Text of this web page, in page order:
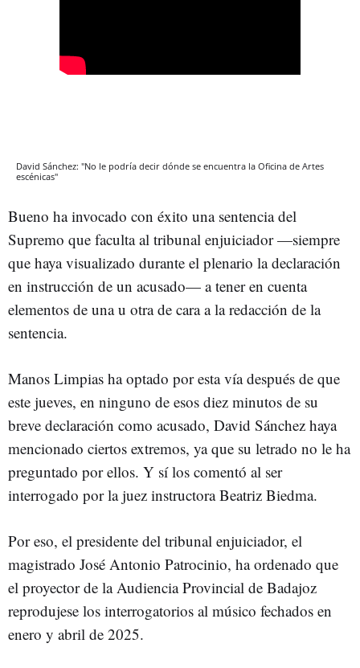
David Sánchez: "No le podría decir dónde se encuentra la Oficina de Artes
escénicas"
Bueno ha invocado con éxito una sentencia del
Supremo que faculta al tribunal enjuiciador —siempre
que haya visualizado durante el plenario la declaración
en instrucción de un acusado— a tener en cuenta
elementos de una u otra de cara a la redacción de la
sentencia.
Manos Limpias ha optado por esta vía después de que
este jueves, en ninguno de esos diez minutos de su
breve declaración como acusado, David Sánchez haya
mencionado ciertos extremos, ya que su letrado no le ha
preguntado por ellos. Y sí los comentó al ser
interrogado por la juez instructora Beatriz Biedma.
Por eso, el presidente del tribunal enjuiciador, el
magistrado José Antonio Patrocinio, ha ordenado que
el proyector de la Audiencia Provincial de Badajoz
reprodujese los interrogatorios al músico fechados en
enero y abril de 2025.